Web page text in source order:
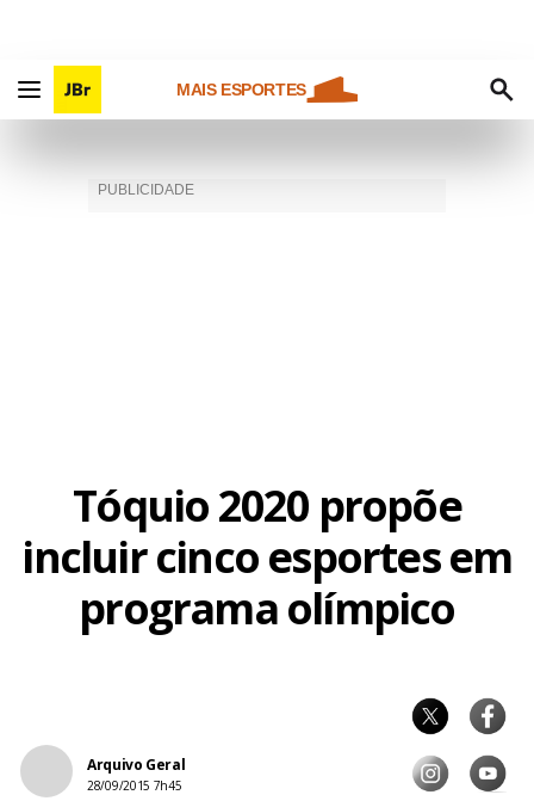
MAIS ESPORTES
Tóquio 2020 propõe
incluir cinco esportes em
programa olímpico
Arquivo Geral
28/09/2015 7h45